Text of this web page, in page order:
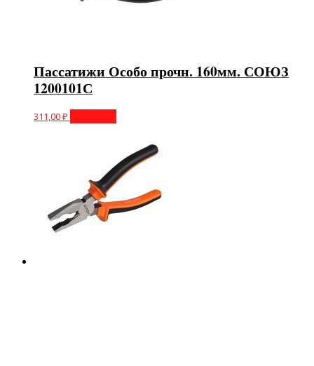
Пассатижи Особо прочн. 160мм. СОЮЗ
1200101С
311,00₽